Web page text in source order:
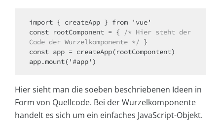
import { createApp } from 'vue'
const rootComponent = {
/* Hier steht der
Code der Wurzelkomponente */ }
const app = createApp(rootCompontent)
Hier sieht man die soeben beschriebenen Ideen in
Form von Quellcode. Bei der Wurzelkomponente
handelt es sich um ein einfaches JavaScript-Objekt.